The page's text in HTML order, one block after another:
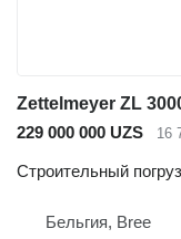
Zettelmeyer ZL
229 000 000 UZS
16
Строительный
Бельгия, Bree